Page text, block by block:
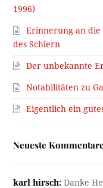
1996)
Erinnerung an die
des Schlern
Der unbekannte
Notabilitäten zu
Eigentlich ein
Neueste Kommentare
karl hirsch: Danke